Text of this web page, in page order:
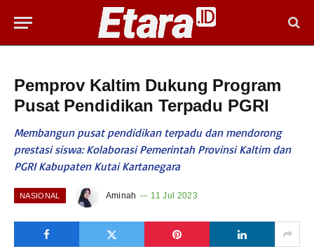
Pemprov Kaltim Dukung Program
Pusat Pendidikan Terpadu PGRI
Membangun pusat pendidikan terpadu dan mendorong
prestasi siswa: Kolaborasi Pemerintah Provinsi Kaltim dan
PGRI Kabupaten Kutai Kartanegara
NASIONAL Aminah 11 Jul 2023